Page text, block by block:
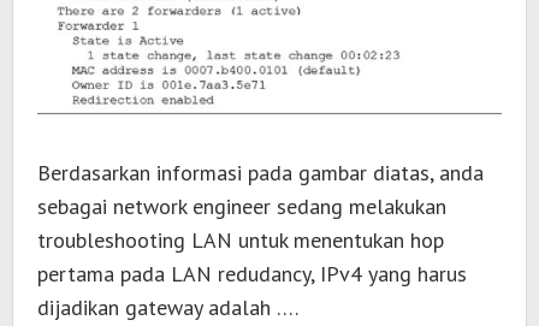
Berdasarkan informasi pada gambar diatas, anda
sebagai network engineer sedang melakukan
troubleshooting LAN untuk menentukan hop
pertama pada LAN redudancy, IPv4 yang harus
dijadikan gateway adalah ….